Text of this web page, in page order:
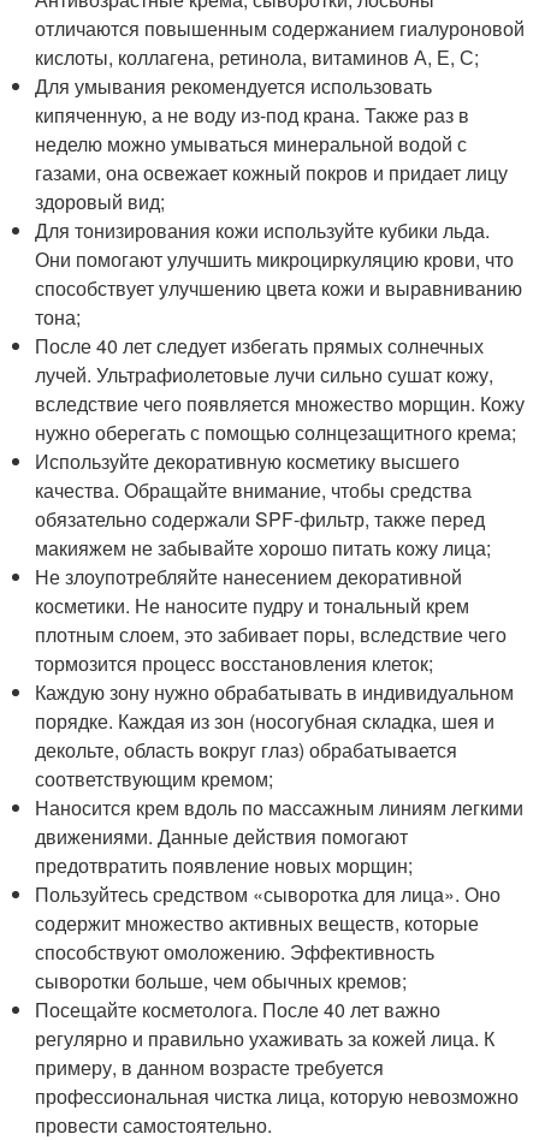
отличаются повышенным содержанием гиалуроновой
кислоты, коллагена, ретинола, витаминов А, Е, С;
Для умывания рекомендуется использовать
кипяченную, а не воду из-под крана. Также раз в
неделю можно умываться минеральной водой с
газами, она освежает кожный покров и придает лицу
здоровый вид;
Для тонизирования кожи используйте кубики льда.
Они помогают улучшить микроциркуляцию крови, что
способствует улучшению цвета кожи и выравниванию
тона;
После 40 лет следует избегать прямых солнечных
лучей. Ультрафиолетовые лучи сильно сушат кожу,
вследствие чего появляется множество морщин. Кожу
нужно оберегать с помощью солнцезащитного крема;
Используйте декоративную косметику высшего
качества. Обращайте внимание, чтобы средства
обязательно содержали SPF-фильтр, также перед
макияжем не забывайте хорошо питать кожу лица;
Не злоупотребляйте нанесением декоративной
косметики. Не наносите пудру и тональный крем
плотным слоем, это забивает поры, вследствие чего
тормозится процесс восстановления клеток;
Каждую зону нужно обрабатывать в индивидуальном
порядке. Каждая из зон (носогубная складка, шея и
декольте, область вокруг глаз) обрабатывается
соответствующим кремом;
Наносится крем вдоль по массажным линиям легкими
движениями. Данные действия помогают
предотвратить появление новых морщин;
Пользуйтесь средством «сыворотка для лица». Оно
содержит множество активных веществ, которые
способствуют омоложению. Эффективность
сыворотки больше, чем обычных кремов;
Посещайте косметолога. После 40 лет важно
регулярно и правильно ухаживать за кожей лица. К
примеру, в данном возрасте требуется
профессиональная чистка лица, которую невозможно
провести самостоятельно.